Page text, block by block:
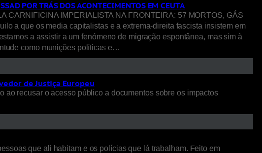
POR TRÁS DOS ACONTECIMENTOS EM CEUTA
CARNIFICINA IMPERIALISTA NA FRONTEIRA: 57 MORTOS, GÁS
a que os media capitalistas e a extrema-direita fascista insistem em
a assistir a um fenómeno de migração espontânea, mas sim à
como munições políticas e…
de Justiça Europeu
recusar o acesso público a documentos sobre os impactos
que ali habitam e os polícias que lá trabalham. Feito em